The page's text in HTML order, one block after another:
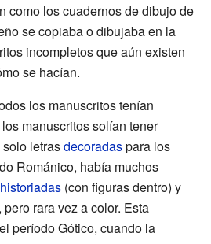
como los cuadernos de dibujo de
se copiaba o dibujaba en la
incompletos que aún existen
se hacían.
los manuscritos tenían
manuscritos solían tener
letrasdecoradaspara los
Románico, había muchos
historiadas (con figuras dentro) y
rara vez a color. Esta
período Gótico, cuando la